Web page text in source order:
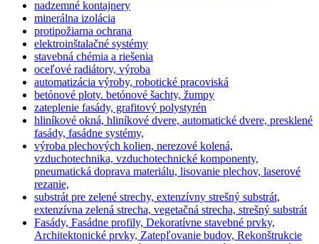
nadzemné kontajnery
minerálna izolácia
protipožiarna ochrana
elektroinštalačné systémy
stavebná chémia a riešenia
oceľové radiátory, výroba
automatizácia výroby, robotické pracoviská
betónové ploty. betónové šachty, žumpy
zateplenie fasády, grafitový polystyrén
hliníkové okná, hliníkové dvere, automatické dvere, presklené
fasády, fasádne systémy,
výroba plechových kolien, nerezové kolená,
vzduchotechnika, vzduchotechnické komponenty,
pneumatická doprava materiálu, lisovanie plechov, laserové
rezanie,
substrát pre zelené strechy, extenzívny strešný substrát,
extenzívna zelená strecha, vegetačná strecha, strešný substrát
Fasády, Fasádne profily, Dekoratívne stavebné prvky,
Architektonické prvky, Zatepľovanie budov, Rekonštrukcie